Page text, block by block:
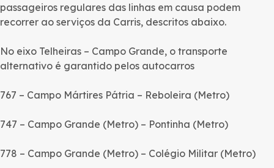
passageiros regulares das linhas em causa podem
recorrer ao serviços da Carris, descritos abaixo.
No eixo Telheiras – Campo Grande, o transporte
alternativo é garantido pelos autocarros
767 – Campo Mártires Pátria – Reboleira (Metro)
747 – Campo Grande (Metro) – Pontinha (Metro)
778 – Campo Grande (Metro) – Colégio Militar (Metro)